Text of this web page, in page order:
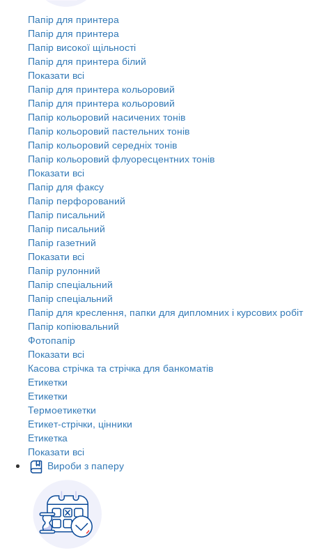
Папір для принтера
Папір для принтера
Папір високої щільності
Папір для принтера білий
Показати всі
Папір для принтера кольоровий
Папір для принтера кольоровий
Папір кольоровий насичених тонів
Папір кольоровий пастельних тонів
Папір кольоровий середніх тонів
Папір кольоровий флуоресцентних тонів
Показати всі
Папір для факсу
Папір перфорований
Папір писальний
Папір писальний
Папір газетний
Показати всі
Папір рулонний
Папір спеціальний
Папір спеціальний
Папір для креслення, папки для дипломних і курсових робіт
Папір копіювальний
Фотопапір
Показати всі
Касова стрічка та стрічка для банкоматів
Етикетки
Етикетки
Термоетикетки
Етикет-стрічки, цінники
Етикетка
Показати всі
Вироби з паперу